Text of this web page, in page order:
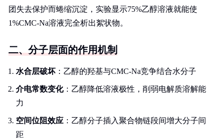
团失去保护而蜷缩沉淀，实验显示75%乙醇溶液就能使
1%CMC-Na溶液完全析出絮状物。
二、分子层面的作用机制
水合层破坏 ：乙醇的羟基与CMC-Na竞争结合水分子
介电常数变化：乙醇降低溶液极性，削弱电解质溶解能
力
空间位阻效应 ：乙醇分子插入聚合物链段间增大分子间
距